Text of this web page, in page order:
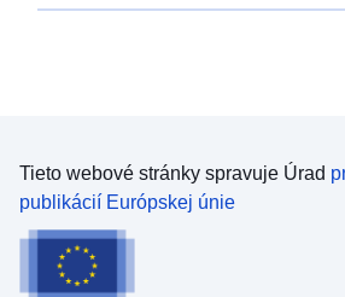
Tieto webové stránky spravuje Úrad
publikácií Európskej únie